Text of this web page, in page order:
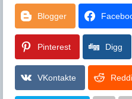
Blogger
Pinterest Digg
VKontakte